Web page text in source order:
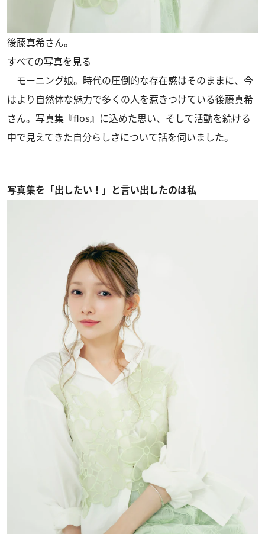
後藤真希さん。
すべての写真を見る
モーニング娘。時代の圧倒的な存在感はそのままに、今
はより自然体な魅力で多くの人を惹きつけている後藤真希
さん。写真集『flos』に込めた思い、そして活動を続ける
中で見えてきた自分らしさについて話を伺いました。
写真集を「出したい！」と言い出したのは私